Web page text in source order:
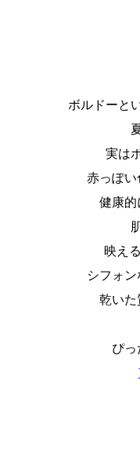
ボルドーと
実は
赤っぽい
健康的
映え
シフォ
乾いた
ぴっ